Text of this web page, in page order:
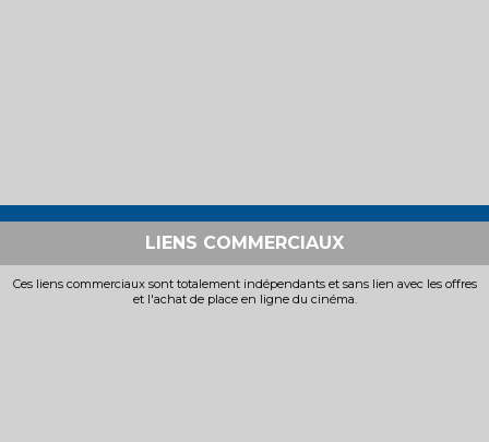
LIENS COMMERCIAUX
Ces liens commerciaux sont totalement indépendants et sans lien avec les offres
et l'achat de place en ligne du cinéma.